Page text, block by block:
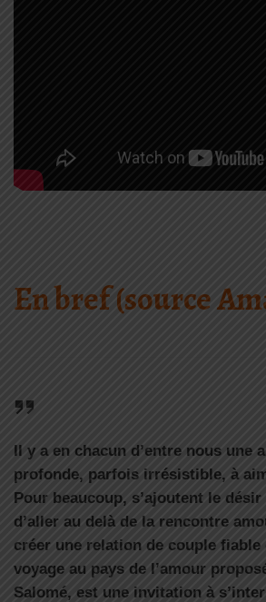
En bref (source
Il y a en chacun d’entre nous une
profonde, parfois irrésistible, à
Pour beaucoup, s’ajoutent le
d’aller au delà de la rencontre
créer une relation de couple fiable
voyage au pays de l’amour
Salomé, est une invitation à